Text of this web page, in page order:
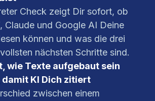
Check zeigt Dir sofort, ob
Claude und Google AI Deine
können und was die drei
nächsten Schritte sind.
wie Texte aufgebaut sein
damit KI Dich zitiert
zwischen einem